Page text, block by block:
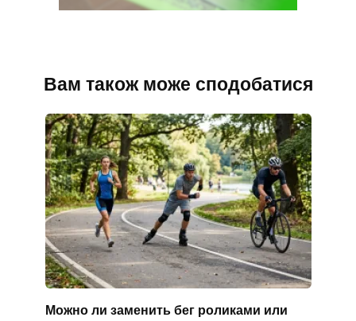
Вам також може сподобатися
Можно ли заменить бег роликами или